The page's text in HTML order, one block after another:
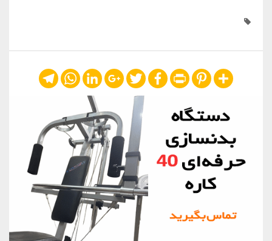
Share
Pinterest
Print
Facebook
Twitter
Google+
LinkedIn
WhatsApp
Telegram